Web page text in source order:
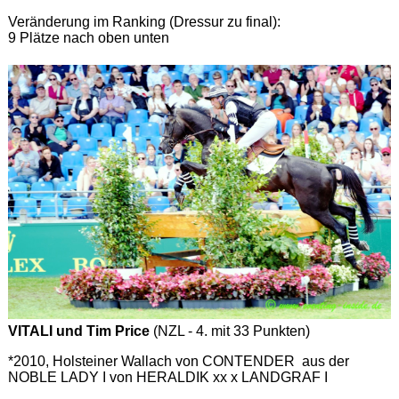
Veränderung im Ranking (Dressur zu final):
9 Plätze nach oben unten
VITALI und Tim Price(NZL - 4. mit 33 Punkten)
*2010, Holsteiner Wallach von CONTENDER aus der
NOBLE LADY I von HERALDIK xx x LANDGRAF I